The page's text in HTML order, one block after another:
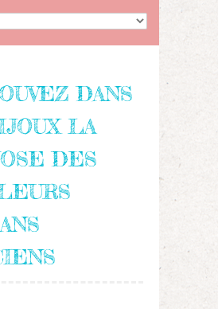
DANS
LA
DES